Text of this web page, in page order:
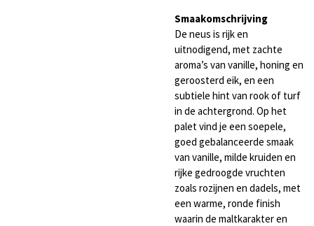
Smaakomschrijving
De neus is rijk en
uitnodigend, met zachte
aroma’s van vanille, honing en
geroosterd eik, en een
subtiele hint van rook of turf
in de achtergrond. Op het
palet vind je een soepele,
goed gebalanceerde smaak
van vanille, milde kruiden en
rijke gedroogde vruchten
zoals rozijnen en dadels, met
een warme, ronde finish
waarin de maltkarakter en